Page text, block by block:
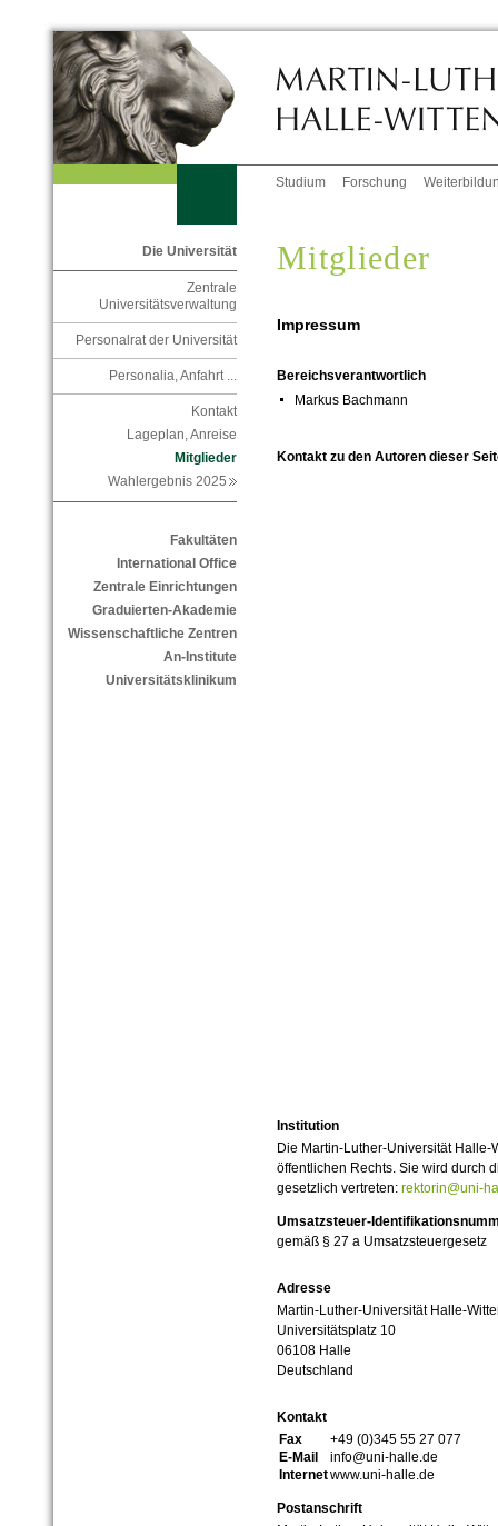
Studium Forschung
Die Universität
Zentrale
Universitätsverwaltung
Personalrat der Universität
Personalia, Anfahrt ...
Kontakt
Lageplan, Anreise
Mitglieder
Wahlergebnis 2025
Fakultäten
International Office
Zentrale Einrichtungen
Graduierten-Akademie
Wissenschaftliche Zentren
An-Institute
Universitätsklinikum
Mitglieder
Impressum
Bereichsverantwortlich
Markus Bachmann
Kontakt zu den Autoren dieser
Institution
Die Martin-Luther-Universität
öffentlichen Rechts. Sie wird durch
gesetzlich vertreten: rektorin@uni-
Umsatzsteuer-
gemäß § 27 a Umsatzsteuergesetz
Adresse
Martin-Luther-Universität Halle-
Universitätsplatz 10
06108 Halle
Deutschland
Kontakt
Fax
+49 (0)345 55 27 077
E-Mail
info@uni-halle.de
Internetwww.uni-halle.de
Postanschrift